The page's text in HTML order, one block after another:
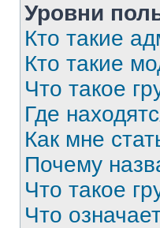
Уровни
Кто такие
Кто такие
Что такое
Где
Как мне
Почему
Что такое
Что